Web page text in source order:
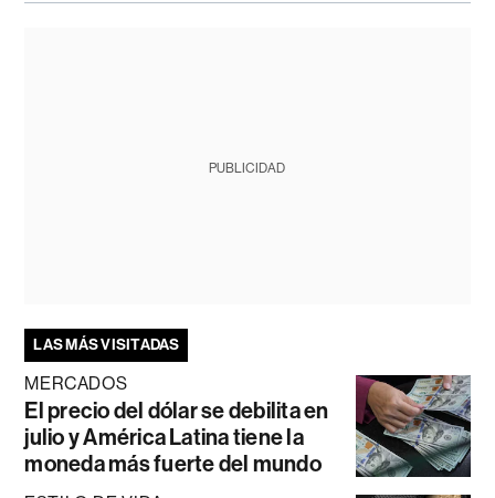
PUBLICIDAD
LAS MÁS VISITADAS
MERCADOS
El precio del dólar se debilita en
julio y América Latina tiene la
moneda más fuerte del mundo